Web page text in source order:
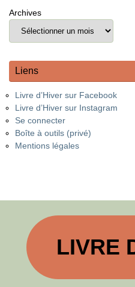
Archives
Liens
Livre d’Hiver sur Facebook
Livre d’Hiver sur Instagram
Se connecter
Boîte à outils (privé)
Mentions légales
LIVRE